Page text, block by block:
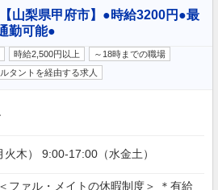
山梨県甲府市】●時給3200円●最
勤可能●
時給2,500円以上
～18時までの職場
タントを経由する求人
木） 9:00-17:00（水金土）